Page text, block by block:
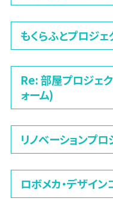
もくらふとプロジェ
Re: 部屋プロジェ
ォーム)
リノベーションプロ
ロボメカ・デザイン